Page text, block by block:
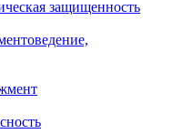
защищенность